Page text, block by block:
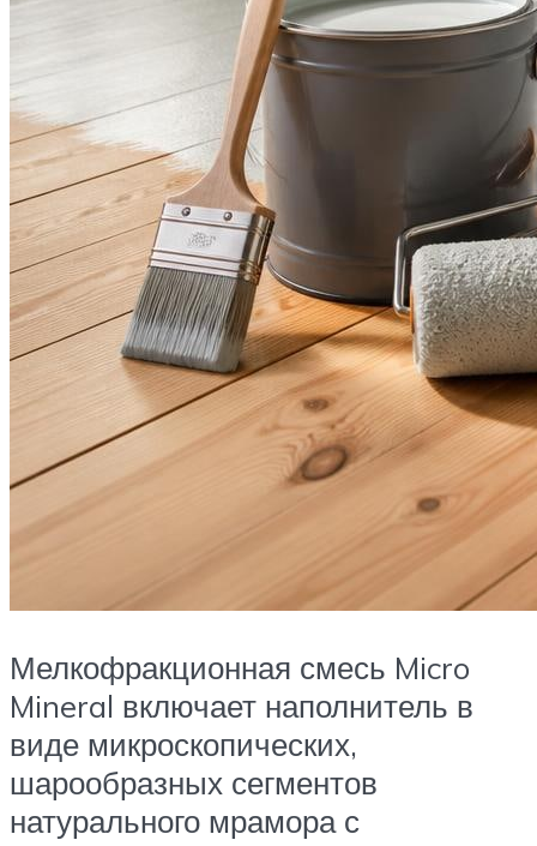
Мелкофракционная смесь Micro
Mineral включает наполнитель в
виде микроскопических,
шарообразных сегментов
натурального мрамора с